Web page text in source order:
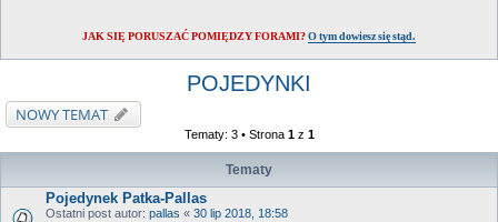
JAK SIĘ PORUSZAĆ POMIĘDZY FORAMI? O tym dowiesz się stąd.
POJEDYNKI
NOWY TEMAT
Tematy: 3 • Strona 1z 1
Tematy
Pojedynek Patka-Pallas
Ostatni post autor: pallas « 30 lip 2018, 18:58